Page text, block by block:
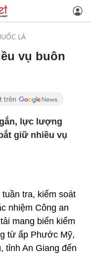
LÁ
vụ buôn
lực lượng
giữ nhiều vụ
tra, kiểm soát
nhiệm Công an
mang biển kiểm
từ ấp Phước Mỹ,
tỉnh An Giang đến